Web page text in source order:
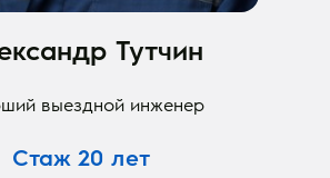
Тутчин
выездной инженер
Стаж 20 лет